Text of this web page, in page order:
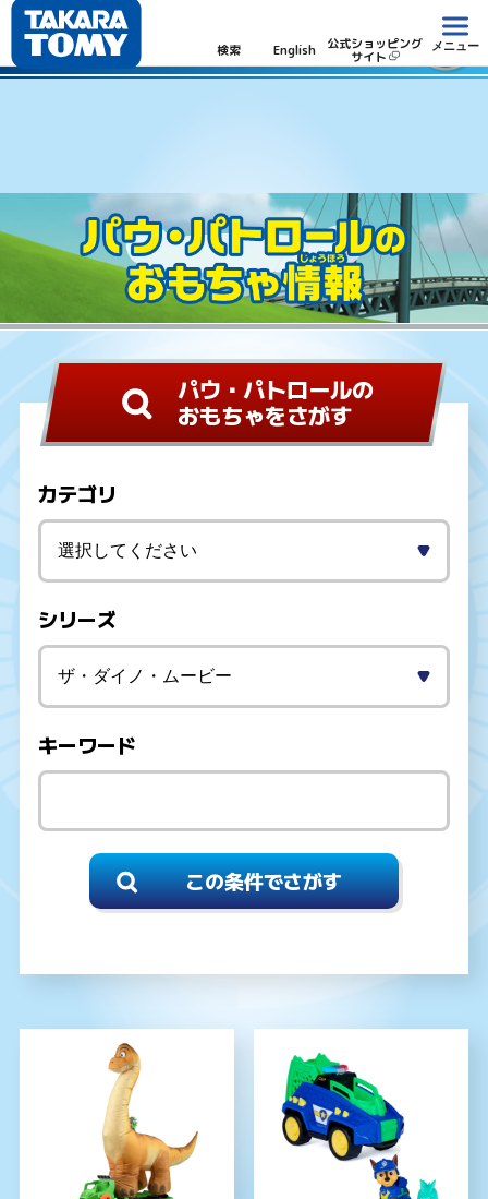
検索 English 公式ショッピング
サイト
メニュー
パウ・パトロール
パウ・パトロールの
おもちゃをさがす
カテゴリ
シリーズ
キーワード